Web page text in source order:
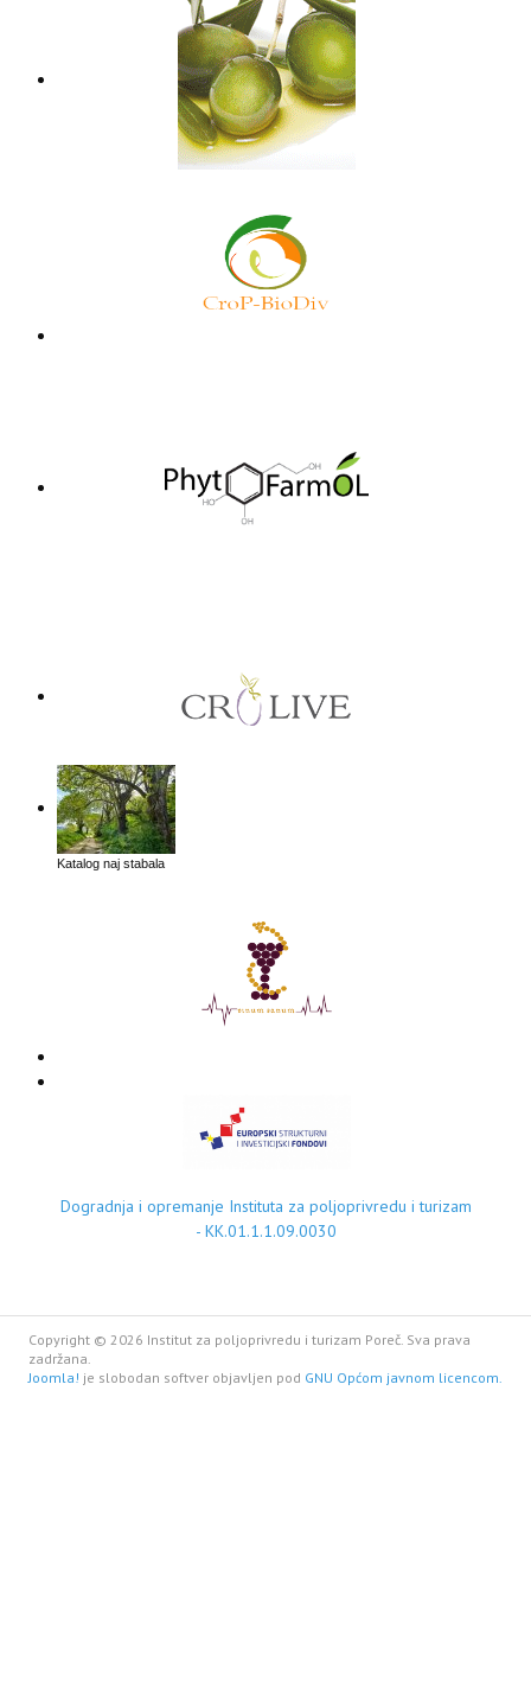
Katalog naj stabala
Dogradnja i opremanje Instituta za poljoprivredu i turizam
- KK.01.1.1.09.0030
Copyright © 2026 Institut za poljoprivredu i turizam Poreč. Sva prava
zadržana.
Joomla! je slobodan softver objavljen pod GNU Općom javnom licencom.